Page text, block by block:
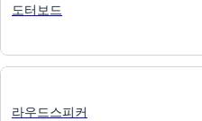
도터보드
라우드스피커